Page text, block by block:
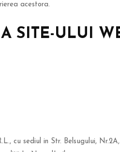
acestora.
SITE-ULUI
cu sediul in Str. Belsugului,